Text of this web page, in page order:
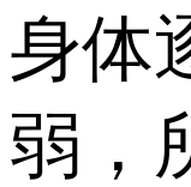
身体
弱，